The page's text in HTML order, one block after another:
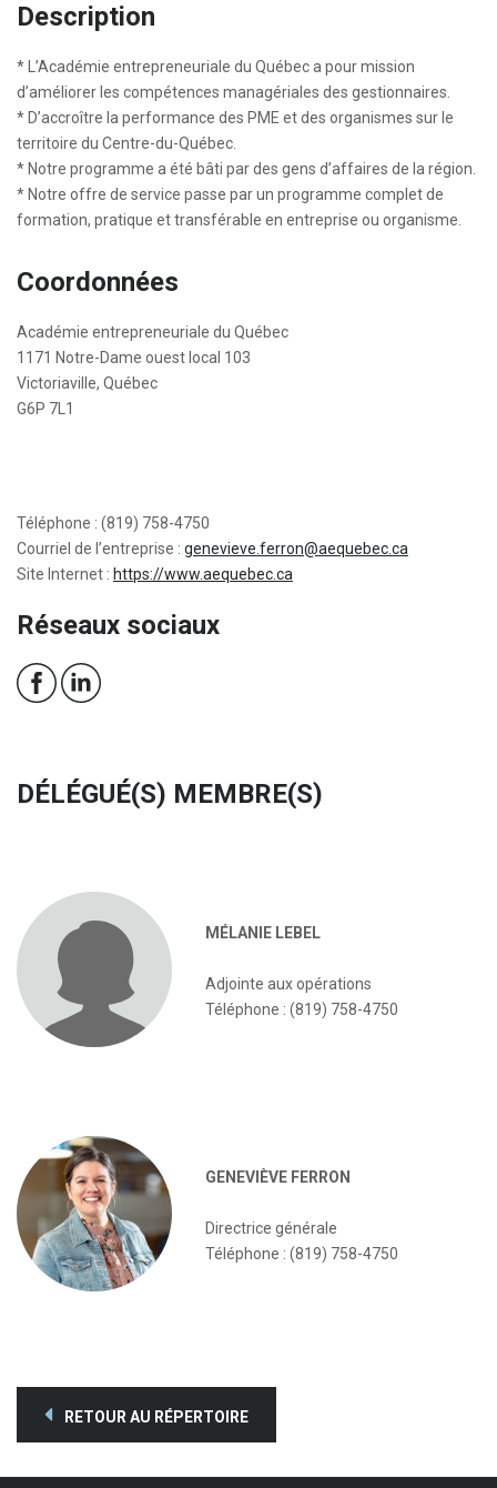
Description
* L’Académie entrepreneuriale du Québec a pour mission
d’améliorer les compétences managériales des gestionnaires.
* D’accroître la performance des PME et des organismes sur le
territoire du Centre-du-Québec.
* Notre programme a été bâti par des gens d’affaires de la région.
* Notre offre de service passe par un programme complet de
formation, pratique et transférable en entreprise ou organisme.
Coordonnées
Académie entrepreneuriale du Québec
1171 Notre-Dame ouest local 103
Victoriaville, Québec
G6P 7L1
Téléphone : (819) 758-4750
Courriel de l’entreprise : genevieve.ferron@aequebec.ca
Site Internet : https://www.aequebec.ca
Réseaux sociaux
DÉLÉGUÉ(S) MEMBRE(S)
MÉLANIE LEBEL
Adjointe aux opérations
Téléphone : (819) 758-4750
GENEVIÈVE FERRON
Directrice générale
Téléphone : (819) 758-4750
RETOUR AU RÉPERTOIRE